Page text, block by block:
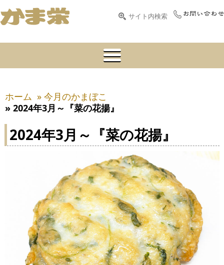
ホーム » 今月のかまぼこ
» 2024年3月～『菜の花揚』
2024年3月～『菜の花揚』